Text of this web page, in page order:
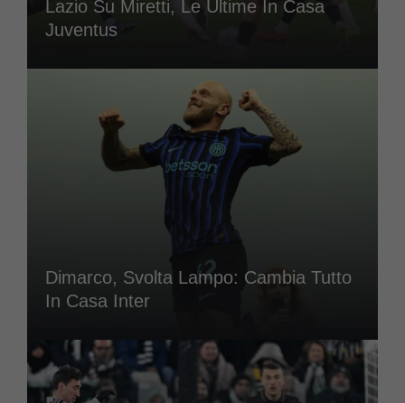
Lazio Su Miretti, Le Ultime In Casa
Juventus
Dimarco, Svolta Lampo: Cambia Tutto
In Casa Inter